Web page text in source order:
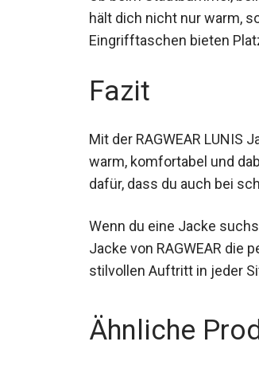
Jacke hält dich nicht nur
Eingrifftaschen bieten
Fazit
Mit der RAGWEAR LUNIS
warm, komfortabel und
dafür, dass du auch bei
Wenn du eine Jacke
Jacke von RAGWEAR
stilvollen Auftritt in jeder
Ähnliche